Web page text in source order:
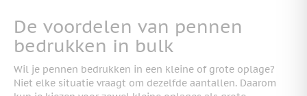
De voordelen van pennen
bedrukken in bulk
Wil je pennen bedrukken in een kleine of grote oplage?
Niet elke situatie vraagt om dezelfde aantallen. Daarom